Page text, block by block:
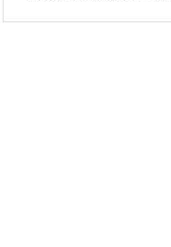
响；<&list>3.稳定器